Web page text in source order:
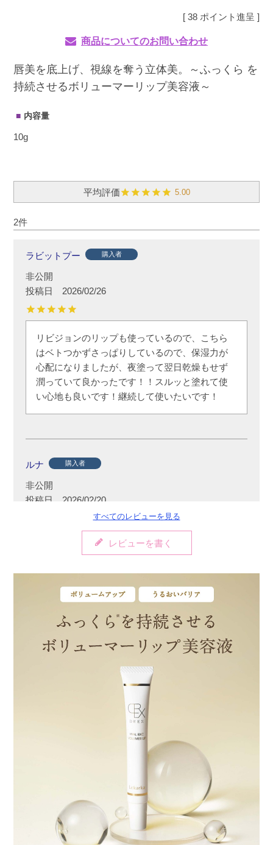
[ 38 ポイント進呈 ]
商品についてのお問い合わせ
唇美を底上げ、視線を奪う立体美。～ふっくら を
持続させるボリューマーリップ美容液～
内容量
10g
5.00
2
ラビットプー 購入者
非公開
投稿日
2026/02/26
リビジョンのリップも使っているので、こちら
はベトつかずさっぱりしているので、保湿力が
心配になりましたが、夜塗って翌日乾燥もせず
潤っていて良かったです！！スルッと塗れて使
い心地も良いです！継続して使いたいです！
ルナ 購入者
非公開
投稿日
2026/02/20
この時期は特に唇が乾燥するのでリップクリー
と長時間乾かずに過ごせます。
香りもなく、とても気に入りました。
すべてのレビューを見る
レビューを書く